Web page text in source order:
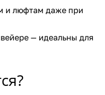
и люфтам даже при
— идеальны для